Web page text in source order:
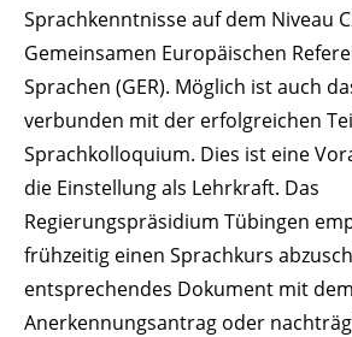
Sprachkenntnisse auf dem Niveau
Gemeinsamen Europäischen
Sprachen (GER). Möglich ist auch
verbunden mit der erfolgreichen
Sprachkolloquium. Dies ist eine
die Einstellung als Lehrkraft. Das
Regierungspräsidium Tübingen
frühzeitig einen Sprachkurs
entsprechendes Dokument mit dem
Anerkennungsantrag oder